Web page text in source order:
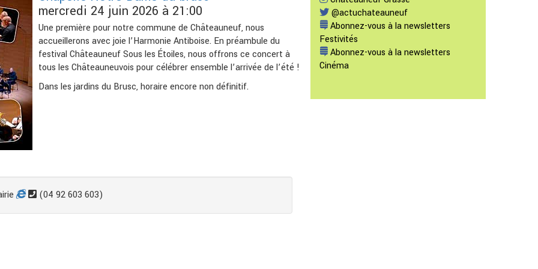
mercredi 24 juin 2026 à 21:00
Une première pour notre commune de Châteauneuf, nous
accueillerons avec joie l’Harmonie Antiboise. En préambule du
festival Châteauneuf Sous les Étoiles, nous offrons ce concert à
tous les Châteauneuvois pour célébrer ensemble l’arrivée de l’été !
Dans les jardins du Brusc, horaire encore non définitif.
(04 92 603 603)
@actuchateauneuf
Abonnez-vous à la newsletters
Festivités
Abonnez-vous à la newsletters
Cinéma